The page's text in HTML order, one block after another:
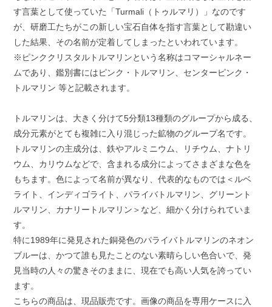
す言葉として使っていた「Turmali（トゥルマリ）」なのです
が、研磨工たちがこの新しい宝石自体を指す言葉として勘違い
した結果、その名前が定着してしまったといわれています。
※ピンククリスタルトルマリンという名称はコマーシャルネー
ムであり、鑑別書にはピンク・トルマリン、センターピンク・
トルマリン 等と記載されます。
トルマリンは、大きく分けて5分類13種類のグループから成る、
成分元素がとても複雑に入り混じった鉱物のグループ名です。
トルマリンの主成分は、鉄やアルミニウム、リチウム、ナトリ
ウム、カリウムなどで、含まれる成分によってさまざまな色を
もちます。色によって名前が異なり、代表的なものでは＜ルベ
ライト、インディゴライト、パライバトルマリン、グリーント
ルマリン、カナリートルマリン＞など、細かく分けられていま
す。
特に1989年に発見された銅発色のパライバトルマリンのネオン
ブルーは、かつて誰も見たことのない素晴らしい色合いで、発
見当時の人々の驚きそのままに、現在でも高い人気を誇ってい
ます。
こちらの商品は、現品販売です。画像の商品を専用ケースに入